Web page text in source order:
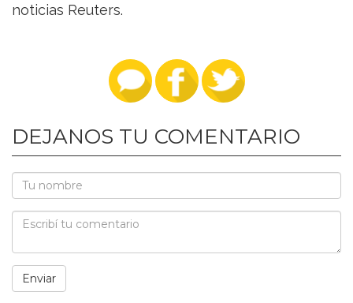
noticias Reuters.
DEJANOS TU COMENTARIO